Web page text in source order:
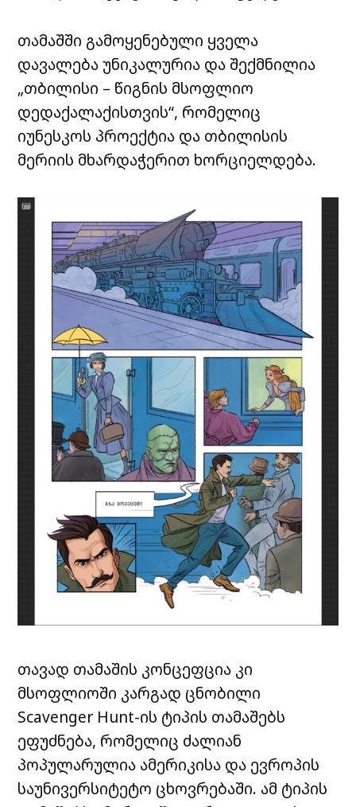
თამაშში გამოყენებული ყველა
დავალება უნიკალურია და შექმნილია
„თბილისი – წიგნის მსოფლიო
დედაქალაქისთვის“, რომელიც
იუნესკოს პროექტია და თბილისის
მერიის მხარდაჭერით ხორციელდება.
თავად თამაშის კონცეფცია კი
მსოფლიოში კარგად ცნობილი
Scavenger Hunt-ის ტიპის თამაშებს
ეფუძნება, რომელიც ძალიან
პოპულარულია ამერიკისა და ევროპის
საუნივერსიტეტო ცხოვრებაში. ამ ტიპის